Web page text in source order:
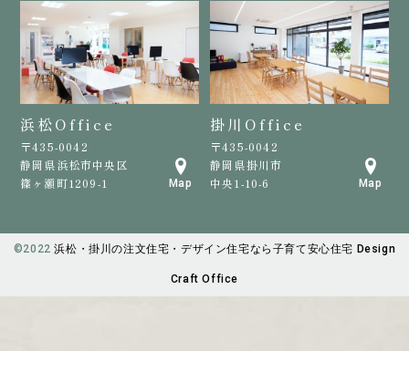
浜松Office
〒435-0042
静岡県浜松市中央区
篠ヶ瀬町1209-1
Map
掛川Office
〒435-0042
静岡県掛川市
中央1-10-6
Map
©️2022 浜松・掛川の注文住宅・デザイン住宅なら子育て安心住宅 Design
Craft Office